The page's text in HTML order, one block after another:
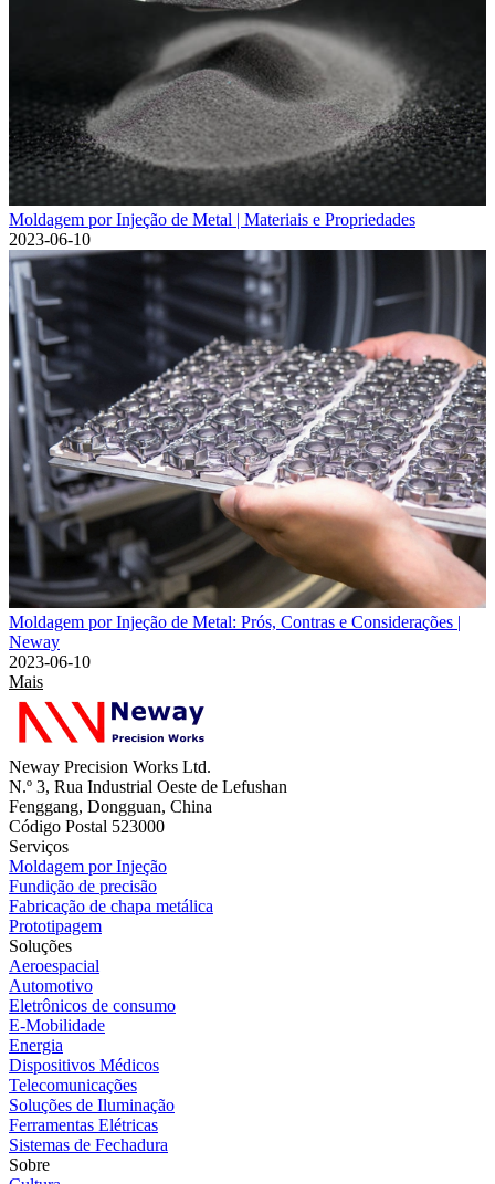
Moldagem por Injeção de Metal | Materiais e Propriedades
2023-06-10
Moldagem por Injeção de Metal: Prós, Contras e Considerações |
Neway
2023-06-10
Mais
Neway Precision Works Ltd.
N.º 3, Rua Industrial Oeste de Lefushan
Fenggang, Dongguan, China
Código Postal 523000
Serviços
Moldagem por Injeção
Fundição de precisão
Fabricação de chapa metálica
Prototipagem
Soluções
Aeroespacial
Automotivo
Eletrônicos de consumo
E-Mobilidade
Energia
Dispositivos Médicos
Telecomunicações
Soluções de Iluminação
Ferramentas Elétricas
Sistemas de Fechadura
Sobre